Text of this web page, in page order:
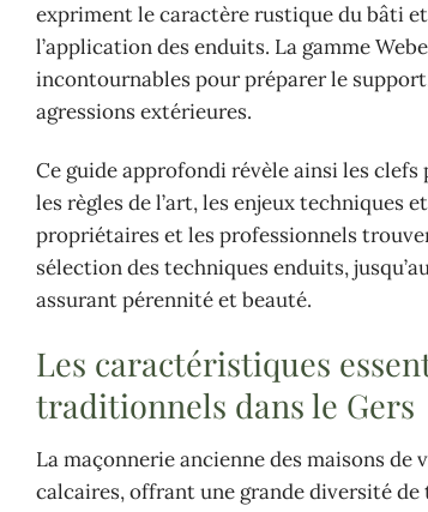
expriment le caractère rustique du bâti
l’application des enduits. La gamme
incontournables pour préparer le
agressions extérieures.
Ce guide approfondi révèle ainsi les
les règles de l’art, les enjeux techniques
propriétaires et les professionnels
sélection des techniques enduits,
assurant pérennité et beauté.
Les caractéristiques
traditionnels dans le Gers
La maçonnerie ancienne des maisons
calcaires, offrant une grande diversité